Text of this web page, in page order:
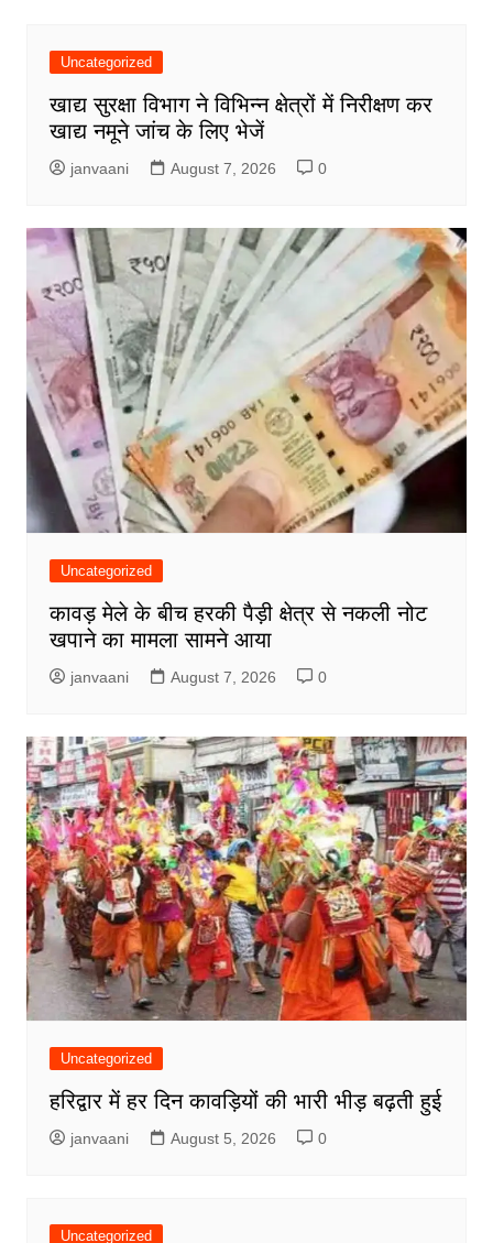
Uncategorized
खाद्य सुरक्षा विभाग ने विभिन्न क्षेत्रों में निरीक्षण कर
खाद्य नमूने जांच के लिए भेजें
janvaani August 7, 2026 0
Uncategorized
कावड़ मेले के बीच हरकी पैड़ी क्षेत्र से नकली नोट
खपाने का मामला सामने आया
janvaani August 7, 2026 0
Uncategorized
हरिद्वार में हर दिन कावड़ियों की भारी भीड़ बढ़ती हुई
janvaani August 5, 2026 0
Uncategorized